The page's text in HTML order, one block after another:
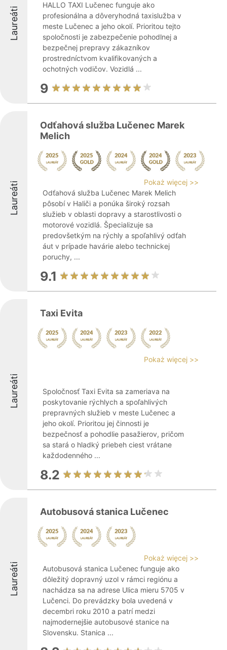
Laureáti
HALLO TAXI Lučenec funguje ako
profesionálna a dôveryhodná taxislužba v
meste Lučenec a jeho okolí. Prioritou tejto
spoločnosti je zabezpečenie pohodlnej a
bezpečnej prepravy zákazníkov
prostredníctvom kvalifikovaných a
ochotných vodičov. Vozidlá ...
9
Laureáti
Odťahová služba Lučenec Marek
Melich
Pokaż więcej >>
Odťahová služba Lučenec Marek Melich
pôsobí v Haliči a ponúka široký rozsah
služieb v oblasti dopravy a starostlivosti o
motorové vozidlá. Špecializuje sa
predovšetkým na rýchly a spoľahlivý odťah
áut v prípade havárie alebo technickej
poruchy, ...
9.1
Laureáti
Taxi Evita
Pokaż więcej >>
Spoločnosť Taxi Evita sa zameriava na
poskytovanie rýchlych a spoľahlivých
prepravných služieb v meste Lučenec a
jeho okolí. Prioritou jej činnosti je
bezpečnosť a pohodlie pasažierov, pričom
sa stará o hladký priebeh ciest vrátane
každodenného ...
8.2
Laureáti
Autobusová stanica Lučenec
Pokaż więcej >>
Autobusová stanica Lučenec funguje ako
dôležitý dopravný uzol v rámci regiónu a
nachádza sa na adrese Ulica mieru 5705 v
Lučenci. Do prevádzky bola uvedená v
decembri roku 2010 a patrí medzi
najmodernejšie autobusové stanice na
Slovensku. Stanica ...